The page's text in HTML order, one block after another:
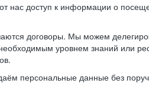
нас доступ к информации о
договоры. Мы можем
уровнем знаний или
персональные данные без